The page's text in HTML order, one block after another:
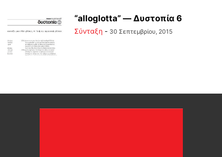
“alloglotta” — Δυστοπία 6
Σύνταξη - 30 Σεπτεμβρίου, 2015